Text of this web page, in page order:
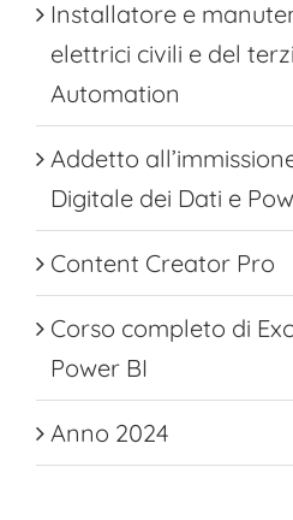
Installatore e
elettrici civili e del
Automation
Addetto
Digitale dei Dati e
Content Creator Pro
Corso completo di
Power BI
Anno 2024